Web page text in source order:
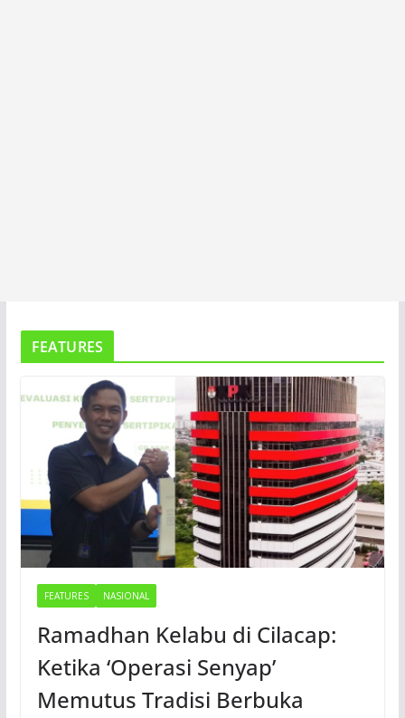
FEATURES
FEATURES NASIONAL
Ramadhan Kelabu di Cilacap:
Ketika ‘Operasi Senyap’
Memutus Tradisi Berbuka